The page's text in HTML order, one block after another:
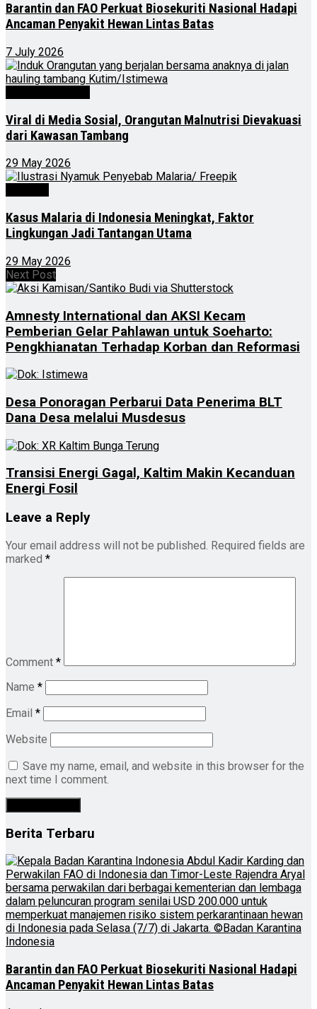
Barantin dan FAO Perkuat Biosekuriti Nasional Hadapi
Ancaman Penyakit Hewan Lintas Batas
7 July 2026
Viral di Media Sosial, Orangutan Malnutrisi Dievakuasi
dari Kawasan Tambang
29 May 2026
Kasus Malaria di Indonesia Meningkat, Faktor
Lingkungan Jadi Tantangan Utama
29 May 2026
Next Post
Amnesty International dan AKSI Kecam
Pemberian Gelar Pahlawan untuk Soeharto:
Pengkhianatan Terhadap Korban dan Reformasi
Desa Ponoragan Perbarui Data Penerima BLT
Dana Desa melalui Musdesus
Transisi Energi Gagal, Kaltim Makin Kecanduan
Energi Fosil
Leave a Reply
Your email address will not be published. Required fields are
marked *
Comment *
Name *
Email *
Website
Save my name, email, and website in this browser for the
next time I comment.
Berita Terbaru
Barantin dan FAO Perkuat Biosekuriti Nasional Hadapi
Ancaman Penyakit Hewan Lintas Batas